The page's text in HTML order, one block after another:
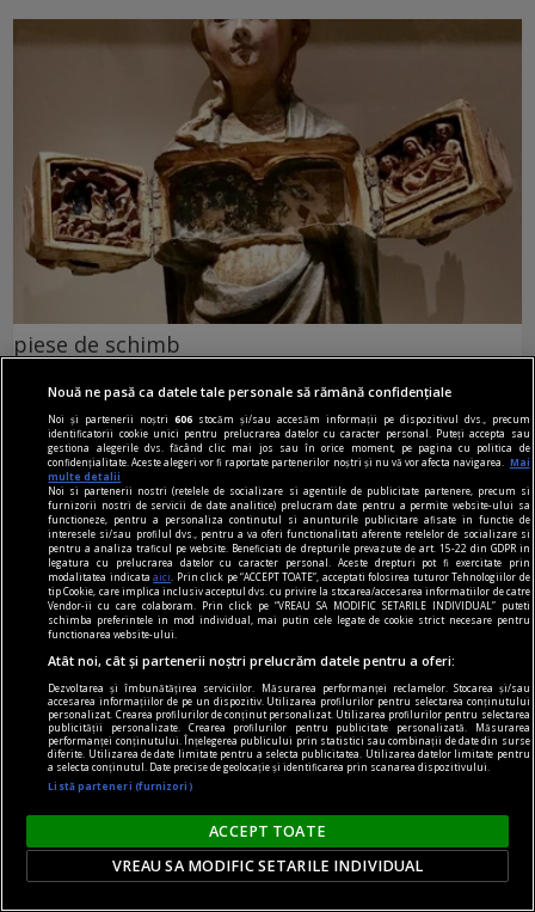
piese de schimb
Omul nu mai este, poate, măsura tuturor
lucrurilor.
centenar - eugen barbu
Cu ură și abjecție
Mă amuz și eu, dar constatativ, de un alt episod,
grăitor, zic eu, cît zece.
Nouă ne pasă ca datele tale personale să rămână confidențiale
Noi și partenerii noștri606 stocăm și/sau accesăm informații pe dispozitivul dvs., precum
identificatorii cookie unici pentru prelucrarea datelor cu caracter personal. Puteți accepta sau
gestiona alegerile dvs. făcând clic mai jos sau în orice moment, pe pagina cu politica de
confidențialitate. Aceste alegeri vor fi raportate partenerilor noștri și nu vă vor afecta navigarea.
Mai
multe detalii
Noi si partenerii nostri (retelele de socializare si agentiile de publicitate partenere, precum si
furnizorii nostri de servicii de date analitice) prelucram date pentru a permite website-ului sa
functioneze, pentru a personaliza continutul si anunturile publicitare afisate in functie de
interesele si/sau profilul dvs., pentru a va oferi functionalitati aferente retelelor de socializare si
pentru a analiza traficul pe website. Beneficiati de drepturile prevazute de art. 15-22 din GDPR in
legatura cu prelucrarea datelor cu caracter personal. Aceste drepturi pot fi exercitate prin
modalitatea indicataaici
. Prin click pe “ACCEPT TOATE”, acceptati folosirea tuturor Tehnologiilor de
tip Cookie, care implica inclusiv acceptul dvs. cu privire la stocarea/accesarea informatiilor de catre
Vendor-ii cu care colaboram. Prin click pe “VREAU SA MODIFIC SETARILE INDIVIDUAL” puteti
schimba preferintele in mod individual, mai putin cele legate de cookie strict necesare pentru
functionarea website-ului.
Atât noi, cât și partenerii noștri prelucrăm datele pentru a oferi:
Dezvoltarea și îmbunătățirea serviciilor. Măsurarea performanței reclamelor. Stocarea și/sau
accesarea informațiilor de pe un dispozitiv. Utilizarea profilurilor pentru selectarea conținutului
personalizat. Crearea profilurilor de conținut personalizat. Utilizarea profilurilor pentru selectarea
publicității personalizate. Crearea profilurilor pentru publicitate personalizată. Măsurarea
performanței conținutului. Înțelegerea publicului prin statistici sau combinații de date din surse
diferite. Utilizarea de date limitate pentru a selecta publicitatea. Utilizarea datelor limitate pentru
a selecta conținutul. Date precise de geolocație și identificarea prin scanarea dispozitivului.
Listă parteneri (furnizori)
ACCEPT TOATE
VREAU SA MODIFIC SETARILE INDIVIDUAL